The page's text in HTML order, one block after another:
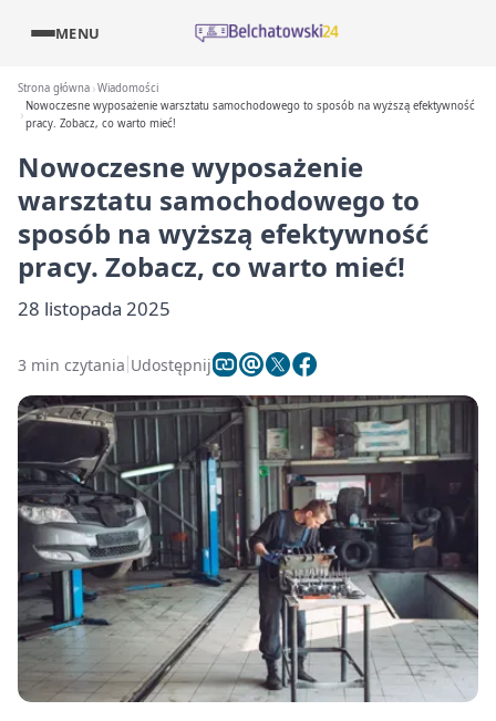
MENU
Strona główna Wiadomości
Nowoczesne wyposażenie warsztatu samochodowego to sposób na wyższą efektywność
pracy. Zobacz, co warto mieć!
Nowoczesne wyposażenie
warsztatu samochodowego to
sposób na wyższą efektywność
pracy. Zobacz, co warto mieć!
28 listopada 2025
3 min czytania Udostępnij